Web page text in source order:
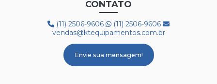
CONTATO
(11) 2506-9606
(11) 2506-9606
vendas@ktequipamentos.com.br
Envie sua mensagem!